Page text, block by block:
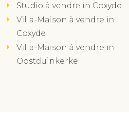
Studio à vendre in Coxyde
Villa-Maison à vendre in
Coxyde
Villa-Maison à vendre in
Oostduinkerke